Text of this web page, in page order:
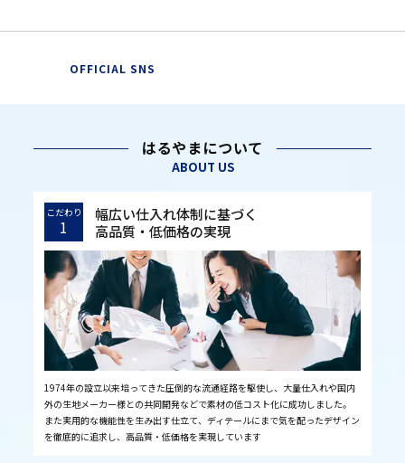
OFFICIAL SNS
はるやまについて
ABOUT US
こだわり
1
幅広い仕入れ体制に基づく
高品質・低価格の実現
1974年の設立以来培ってきた圧倒的な流通経路を駆使し、大量仕入れや国内
外の生地メーカー様との共同開発などで素材の低コスト化に成功しました。
また実用的な機能性を生み出す仕立て、ディテールにまで気を配ったデザイン
を徹底的に追求し、高品質・低価格を実現しています